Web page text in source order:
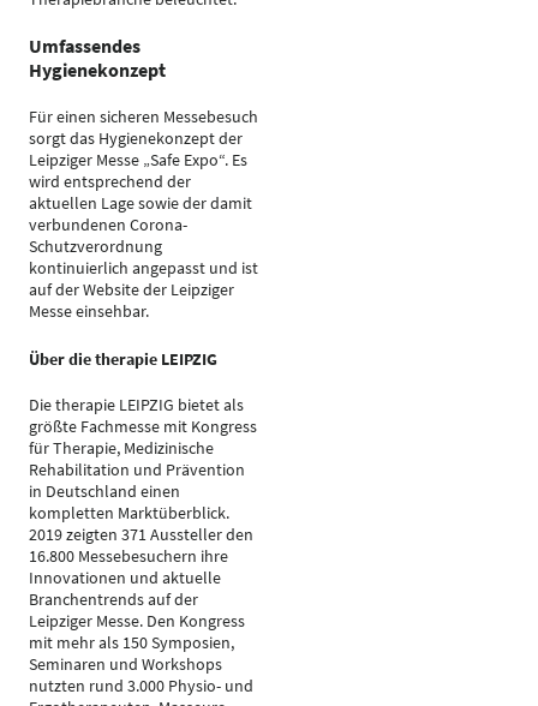
Umfassendes
Hygienekonzept
Für einen sicheren Messebesuch
sorgt das Hygienekonzept der
Leipziger Messe „Safe Expo“. Es
wird entsprechend der
aktuellen Lage sowie der damit
verbundenen Corona-
Schutzverordnung
kontinuierlich angepasst und ist
auf der Website der Leipziger
Messe einsehbar.
Über die therapie LEIPZIG
Die therapie LEIPZIG bietet als
größte Fachmesse mit Kongress
für Therapie, Medizinische
Rehabilitation und Prävention
in Deutschland einen
kompletten Marktüberblick.
2019 zeigten 371 Aussteller den
16.800 Messebesuchern ihre
Innovationen und aktuelle
Branchentrends auf der
Leipziger Messe. Den Kongress
mit mehr als 150 Symposien,
Seminaren und Workshops
nutzten rund 3.000 Physio- und